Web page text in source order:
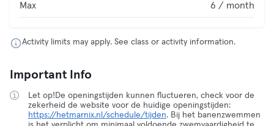
Max 6 / month
Activity limits may apply. See class or activity information.
Important Info
Let op!De openingstijden kunnen fluctueren, check voor de
zekerheid de website voor de huidige openingstijden:
https://hetmarnix.nl/schedule/tijden. Bij het banenzwemmen